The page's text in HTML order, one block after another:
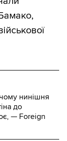
нинішня
до
— Foreign